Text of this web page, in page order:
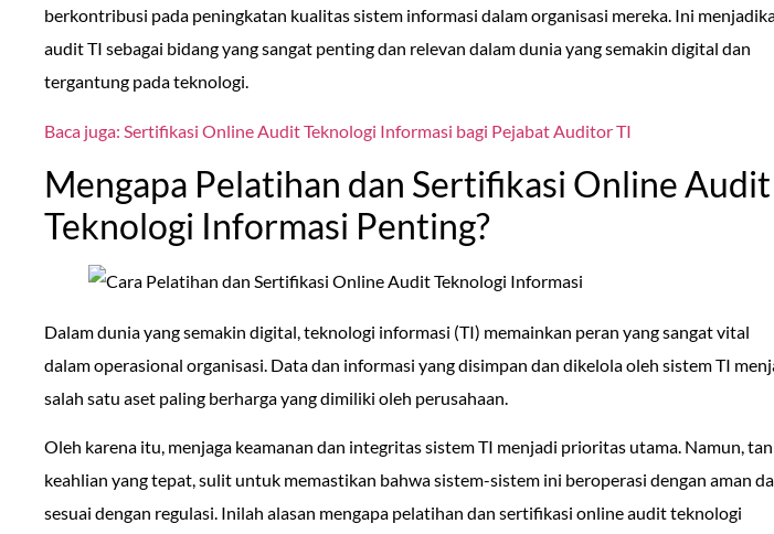
berkontribusi pada peningkatan kualitas sistem informasi dalam organisasi mereka. Ini
audit TI sebagai bidang yang sangat penting dan relevan dalam dunia yang semakin digital dan
tergantung pada teknologi.
Baca juga: Sertifikasi Online Audit Teknologi Informasi bagi Pejabat Auditor TI
Mengapa Pelatihan dan Sertifikasi Online Audit
Teknologi Informasi Penting?
Dalam dunia yang semakin digital, teknologi informasi (TI) memainkan peran yang sangat vital
dalam operasional organisasi. Data dan informasi yang disimpan dan dikelola oleh sistem TI
salah satu aset paling berharga yang dimiliki oleh perusahaan.
Oleh karena itu, menjaga keamanan dan integritas sistem TI menjadi prioritas utama. Namun,
keahlian yang tepat, sulit untuk memastikan bahwa sistem-sistem ini beroperasi dengan aman
sesuai dengan regulasi. Inilah alasan mengapa pelatihan dan sertifikasi online audit teknologi